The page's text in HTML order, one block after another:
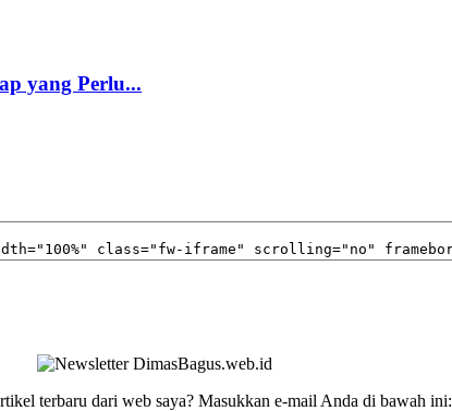
yang Perlu...
terbaru dari web saya? Masukkan e-mail Anda di bawah ini: